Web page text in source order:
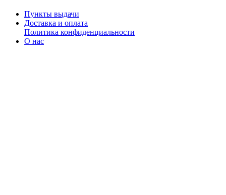
Пункты выдачи
Доставка и оплата
Политика конфиденциальности
О нас